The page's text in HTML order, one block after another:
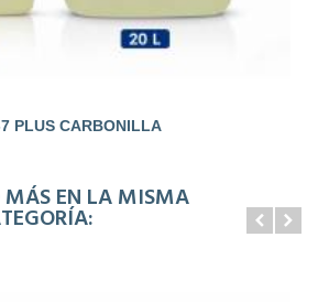
PLUS CARBONILLA
MÁS EN LA MISMA